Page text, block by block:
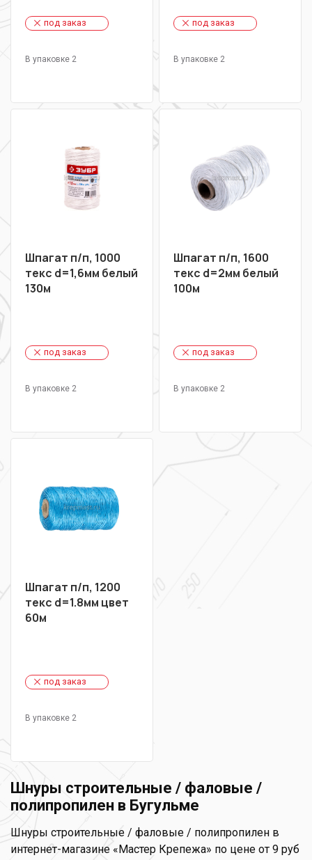
под заказ
В упаковке 2
под заказ
В упаковке 2
Шпагат п/п, 1000
текс d=1,6мм белый
130м
под заказ
В упаковке 2
Шпагат п/п, 1600
текс d=2мм белый
100м
под заказ
В упаковке 2
Шпагат п/п, 1200
текс d=1.8мм цвет
60м
под заказ
В упаковке 2
Шнуры строительные / фаловые /
полипропилен в Бугульме
Шнуры строительные / фаловые / полипропилен в
интернет-магазине «Мастер Крепежа» по цене от 9 руб